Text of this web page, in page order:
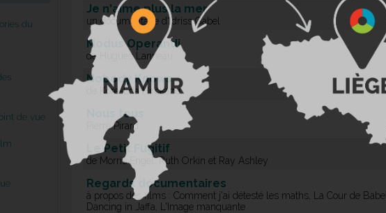
du
de vue
Je n'aime plus la mer
un documentaire d'Idriss Gabel
Modus Operandi
de Hugues Lanneau
Nobody Knows
de Kore-Eda Hirokazu
Nous tous
Pierre Pirard
Le Petit Fugitif
de Morris Engel, Ruth Orkin et Ray Ashley
Regards documentaires
à propos des films : Comment j'ai détesté les maths, La Cour de Babel,
Dancing in Jaffa, L'Image manquante